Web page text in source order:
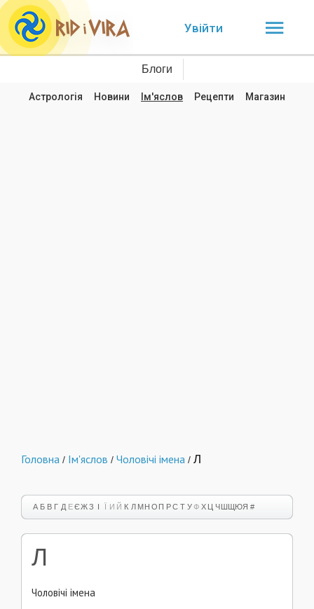
Увійти
Блоги
Астрологія Новини Ім'яслов Рецепти Магазин
Головна / Ім'яслов / Чоловічі імена / Л
А Б В Г Д Е ЄЖЗ І Ї И Й К Л М Н О П Р С Т У Ф Х Ц Ч ШЩЮЯ #
Л
Чоловічі імена